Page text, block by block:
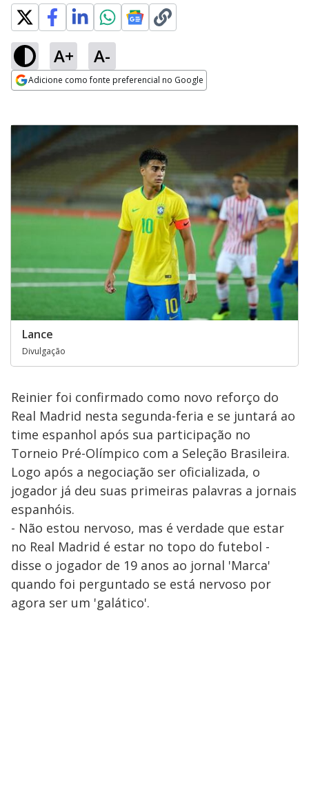
A+ A-
Adicione como fonte preferencial no Google
Lance
Divulgação
Reinier foi confirmado como novo reforço do
Real Madrid nesta segunda-feria e se juntará ao
time espanhol após sua participação no
Torneio Pré-Olímpico com a Seleção Brasileira.
Logo após a negociação ser oficializada, o
jogador já deu suas primeiras palavras a jornais
espanhóis.
- Não estou nervoso, mas é verdade que estar
no Real Madrid é estar no topo do futebol -
disse o jogador de 19 anos ao jornal 'Marca'
quando foi perguntado se está nervoso por
agora ser um 'galático'.